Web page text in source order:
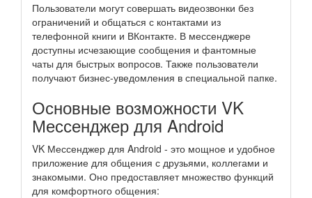
Пользователи могут совершать видеозвонки без
ограничений и общаться с контактами из
телефонной книги и ВКонтакте. В мессенджере
доступны исчезающие сообщения и фантомные
чаты для быстрых вопросов. Также пользователи
получают бизнес-уведомления в специальной папке.
Основные возможности VK
Мессенджер для Android
VK Мессенджер для Android - это мощное и удобное
приложение для общения с друзьями, коллегами и
знакомыми. Оно предоставляет множество функций
для комфортного общения: